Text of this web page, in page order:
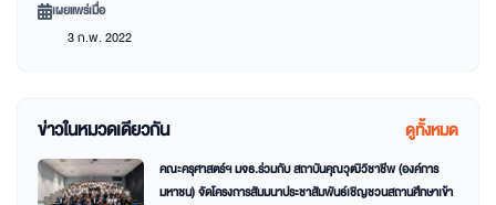
เผยแพร่เมื่อ
3 ก.พ. 2022
ข่าวในหมวดเดียวกัน ดูทั้งหมด
คณะครุศาสตร์ฯ มจธ.ร่วมกับ สถาบันคุณวุฒิวิชาชีพ (องค์การ
มหาชน) จัดโครงการสัมมนาประชาสัมพันธ์เชิญชวนสถานศึกษาเข้า